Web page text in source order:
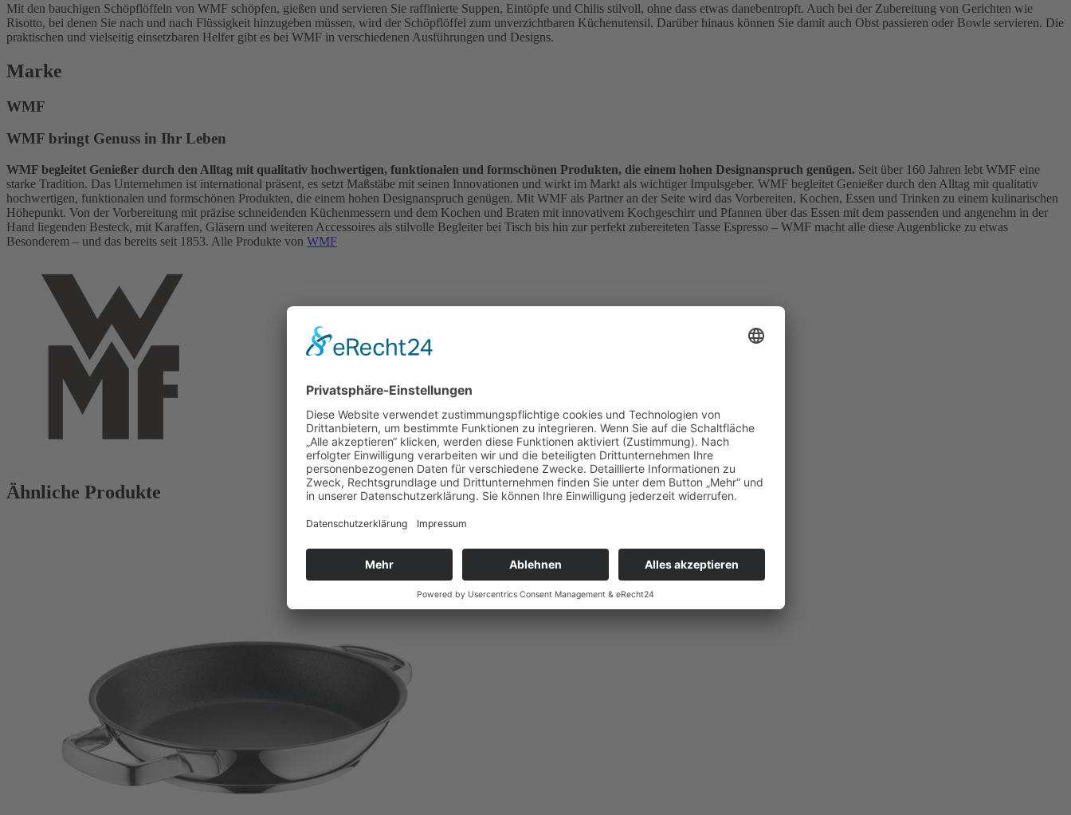
Mit den bauchigen Schöpflöffeln von WMF schöpfen, gießen und servieren Sie raffinierte Suppen, Eintöpfe und Chilis stilvoll, ohne dass etwas danebentropft. Auch bei der Zubereitung von Gerichten wie
Risotto, bei denen Sie nach und nach Flüssigkeit hinzugeben müssen, wird der Schöpflöffel zum unverzichtbaren Küchenutensil. Darüber hinaus können Sie damit auch Obst passieren oder Bowle servieren. Die
praktischen und vielseitig einsetzbaren Helfer gibt es bei WMF in verschiedenen Ausführungen und Designs.
Marke
WMF
WMF bringt Genuss in Ihr Leben
WMF begleitet Genießer durch den Alltag mit qualitativ hochwertigen, funktionalen und formschönen Produkten, die einem hohen Designanspruch genügen. Seit über 160 Jahren lebt WMF eine
starke Tradition. Das Unternehmen ist international präsent, es setzt Maßstäbe mit seinen Innovationen und wirkt im Markt als wichtiger Impulsgeber. WMF begleitet Genießer durch den Alltag mit qualitativ
hochwertigen, funktionalen und formschönen Produkten, die einem hohen Designanspruch genügen. Mit WMF als Partner an der Seite wird das Vorbereiten, Kochen, Essen und Trinken zu einem kulinarischen
Höhepunkt. Von der Vorbereitung mit präzise schneidenden Küchenmessern und dem Kochen und Braten mit innovativem Kochgeschirr und Pfannen über das Essen mit dem passenden und angenehm in der
Hand liegenden Besteck, mit Karaffen, Gläsern und weiteren Accessoires als stilvolle Begleiter bei Tisch bis hin zur perfekt zubereiteten Tasse Espresso – WMF macht alle diese Augenblicke zu etwas
Besonderem – und das bereits seit 1853. Alle Produkte von WMF
Ähnliche Produkte